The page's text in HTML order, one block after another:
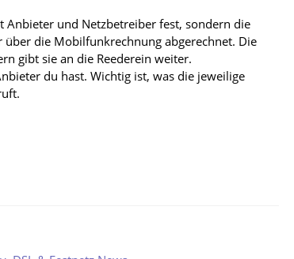
Anbieter und Netzbetreiber fest, sondern die
über die Mobilfunkrechnung abgerechnet. Die
gibt sie an die Reederein weiter.
du hast. Wichtig ist, was die jeweilige